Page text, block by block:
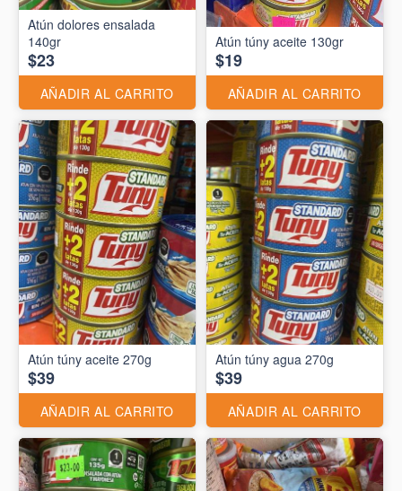
Atún dolores ensalada
140gr
$23
AÑADIR AL CARRITO
Atún túny aceite 130gr
$19
AÑADIR AL CARRITO
Atún túny aceite 270g
$39
AÑADIR AL CARRITO
Atún túny agua 270g
$39
AÑADIR AL CARRITO